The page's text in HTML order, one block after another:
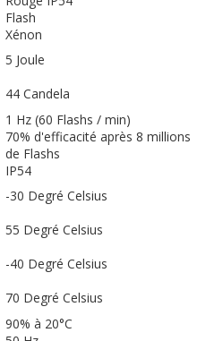
Flash
Xénon
5 Joule
44 Candela
1 Hz (60 Flashs / min)
70% d'efficacité après 8 millions
de Flashs
IP54
-30 Degré Celsius
55 Degré Celsius
-40 Degré Celsius
70 Degré Celsius
90% à 20°C